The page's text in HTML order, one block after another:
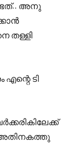
അനു
തള്ളി
ടി
അതിനകത്തു